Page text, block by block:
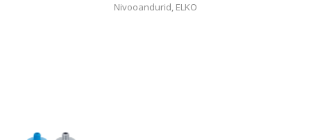
Nivooandurid, ELKO